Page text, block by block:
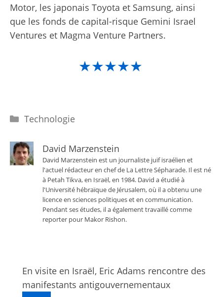
Motor, les japonais Toyota et Samsung, ainsi
que les fonds de capital-risque Gemini Israel
Ventures et Magma Venture Partners.
★★★★★
Catégories
Technologie
David Marzenstein
David Marzenstein est un journaliste juif israélien et
l'actuel rédacteur en chef de La Lettre Sépharade. Il est né
à Petah Tikva, en Israël, en 1984. David a étudié à
l'Université hébraïque de Jérusalem, où il a obtenu une
licence en sciences politiques et en communication.
Pendant ses études, il a également travaillé comme
reporter pour Makor Rishon.
En visite en Israël, Eric Adams rencontre des
manifestants antigouvernementaux